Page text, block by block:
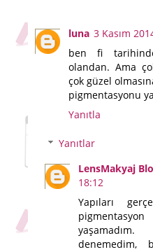
luna 3 Kasım
ben fi
olandan. Ama
çok güzel
pigmentasyonu
Yanıtla
Yanıtlar
LensMakyaj
18:12
Yapıları